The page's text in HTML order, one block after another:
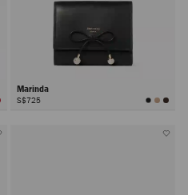
Marinda
S$725